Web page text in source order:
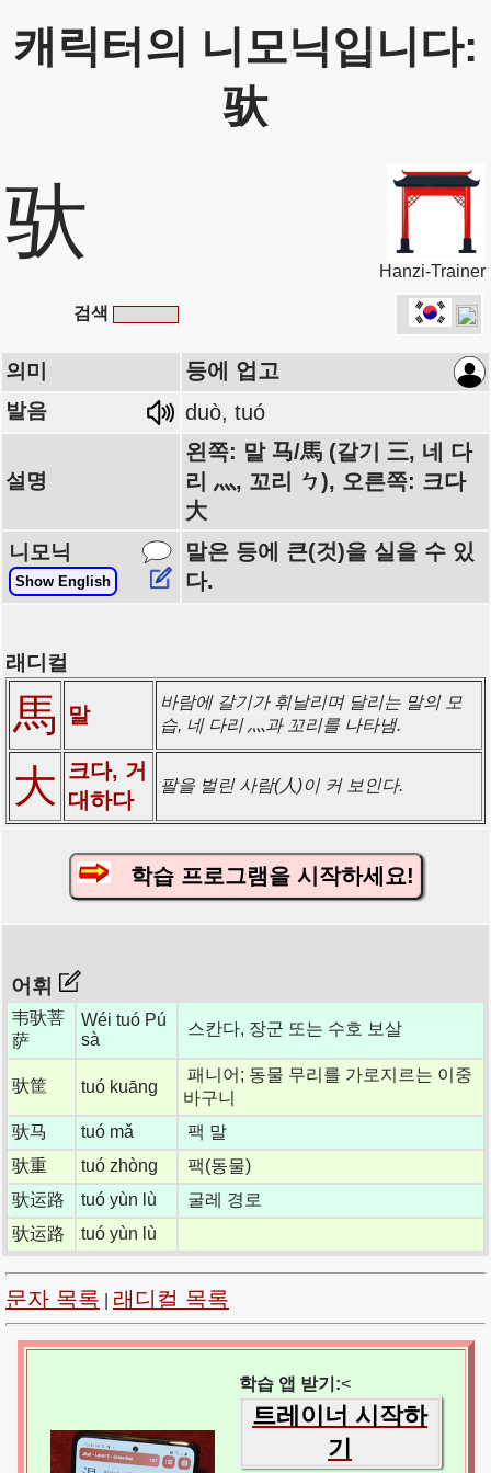
캐릭터의 니모닉입니다:
驮
驮
Hanzi-Trainer
검색
의미 등에 업고
발음 duò, tuó
설명
왼쪽: 말 马/馬 (갈기 三, 네 다
리 灬, 꼬리 ㄅ), 오른쪽: 크다
大
니모닉
Show English
말은 등에 큰(것)을 실을 수 있
다.
래디컬
馬 말
바람에 갈기가 휘날리며 달리는 말의 모
습, 네 다리 灬과 꼬리를 나타냄.
大 크다, 거
대하다
팔을 벌린 사람(人)이 커 보인다.
학습 프로그램을 시작하세요!
어휘
韦驮菩
萨
Wéi tuó Pú
sà
스칸다, 장군 또는 수호 보살
驮筐 tuó kuāng
패니어; 동물 무리를 가로지르는 이중
바구니
驮马
tuó mǎ
팩 말
驮重
tuó zhòng
팩(동물)
驮运路
tuó yùn lù
굴레 경로
驮运路
tuó yùn lù
문자 목록 래디컬 목록
학습 앱 받기:<
트레이너 시작하
기